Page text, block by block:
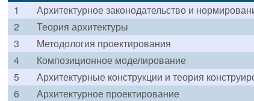
1
Архитектурное законодательство и
2
Теория архитектуры
3
Методология проектирования
4
Композиционное моделирование
5
Архитектурные конструкции и теория
6
Архитектурное проектирование